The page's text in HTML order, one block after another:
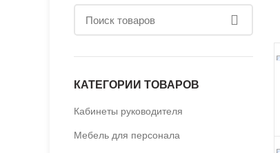
КАТЕГОРИИ ТОВАРОВ
Кабинеты руководителя
Мебель для персонала